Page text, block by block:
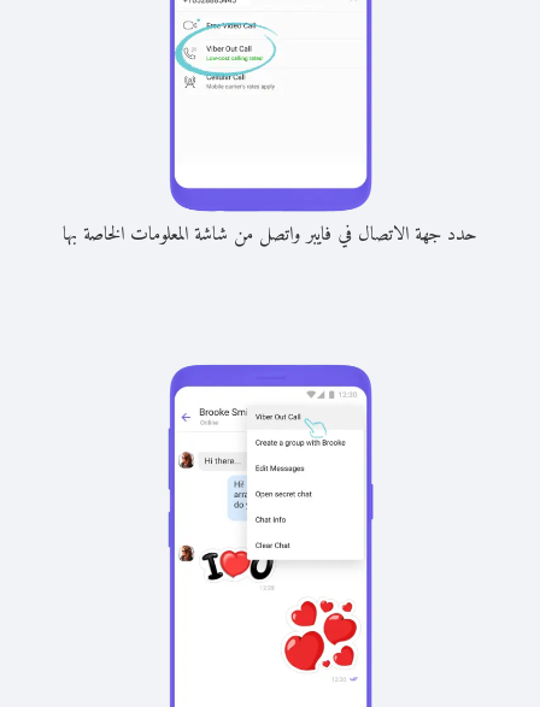
حدد جهة الاتصال في فايبر واتصل من شاشة المعلومات الخاصة بها